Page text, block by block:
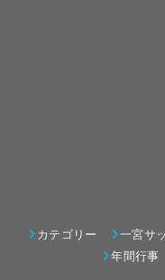
カテゴリー 一宮サ
年間行事